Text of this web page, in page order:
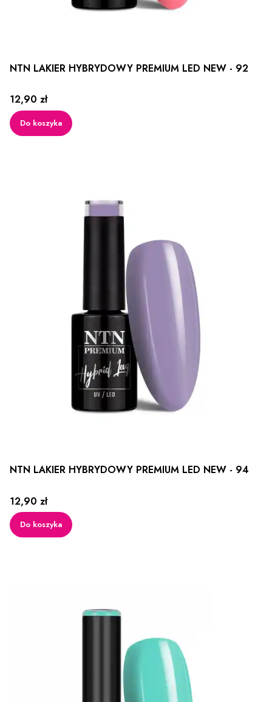
NTN LAKIER HYBRYDOWY PREMIUM LED NEW - 92
Cena
12,90 zł
Do koszyka
NTN LAKIER HYBRYDOWY PREMIUM LED NEW - 94
Cena
12,90 zł
Do koszyka